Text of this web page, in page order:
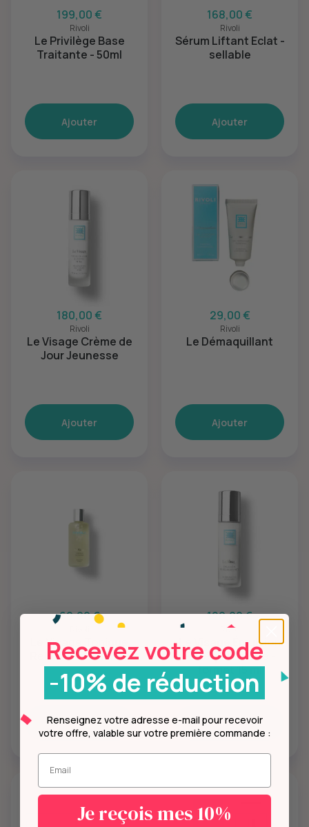
199,00 €
Rivoli
Le Privilège Base
Traitante - 50ml
Ajouter
168,00 €
Rivoli
Sérum Liftant Eclat -
sellable
Ajouter
180,00 €
Rivoli
Le Visage Crème de
Jour Jeunesse
Ajouter
29,00 €
Rivoli
Le Démaquillant
Ajouter
60,00 €
Le Visage Tonique
Relaxant - sellable
Ajouter
120,00 €
Rivoli
Le Visage Émulsion
Ré-équilibrante -
format 15 ml
Ajouter
Recevez votre code
-10% de réduction
Renseignez votre adresse e-mail pour recevoir
votre offre, valable sur votre première commande :
Entrez votre mail.
Je reçois mes 10%